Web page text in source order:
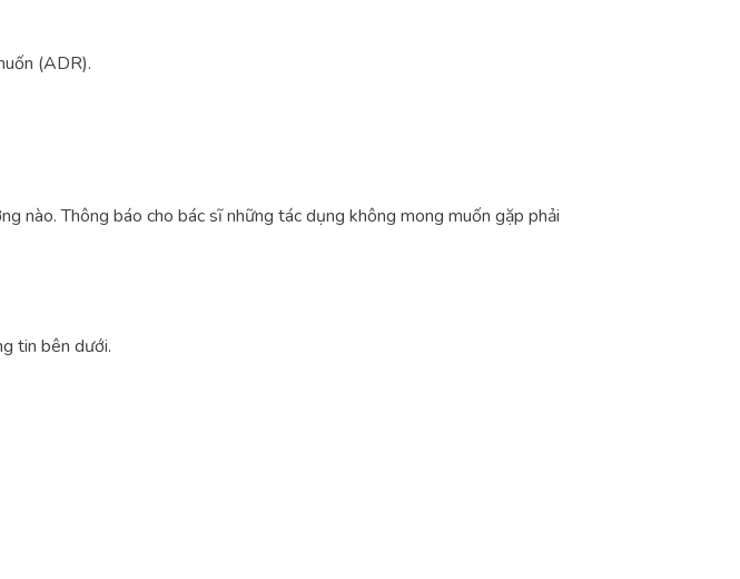
(ADR).
nào. Thông báo cho bác sĩ những tác dụng không mong muốn gặp phải
tin bên dưới.